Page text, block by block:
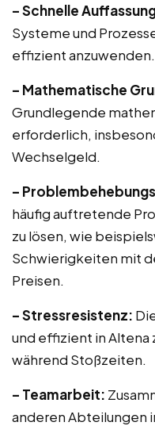
– Schnelle
Systeme und
effizient anzuwenden.
– Mathematische
Grundlegende
erforderlich,
Wechselgeld.
–
häufig auftretende
zu lösen, wie
Schwierigkeiten mit
Preisen.
– Stressresistenz:
und effizient in
während Stoßzeiten.
– Teamarbeit:
anderen Abteilungen